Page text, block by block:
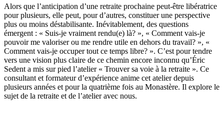
Alors que l’anticipation d’une retraite prochaine peut-être libératrice
pour plusieurs, elle peut, pour d’autres, constituer une perspective
plus ou moins déstabilisante. Inévitablement, des questions
émergent : « Suis-je vraiment rendu(e) là? », « Comment vais-je
pouvoir me valoriser ou me rendre utile en dehors du travail? », «
Comment vais-je occuper tout ce temps libre? ». C’est pour tendre
vers une vision plus claire de ce chemin encore inconnu qu’Éric
Sedent a mis sur pied l’atelier « Trouver sa voie à la retraite ». Ce
consultant et formateur d’expérience anime cet atelier depuis
plusieurs années et pour la quatrième fois au Monastère. Il explore le
sujet de la retraite et de l’atelier avec nous.